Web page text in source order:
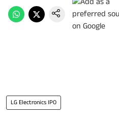
LG Electronics IPO